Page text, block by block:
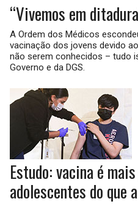
“Vivemos em
A Ordem dos Médicos
vacinação dos jovens devido
não serem conhecidos – tudo
Governo e da DGS.
Estudo: vacina é
adolescentes do que